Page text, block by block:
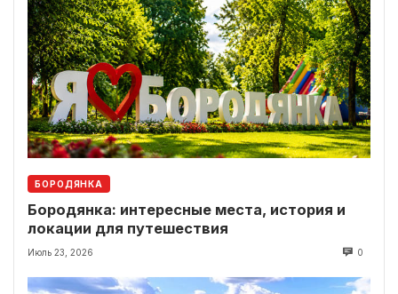
БОРОДЯНКА
Бородянка: интересные места, история и
локации для путешествия
Июль 23, 2026 0